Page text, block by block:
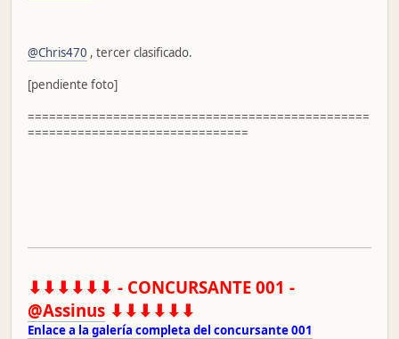
@Chris470 , tercer clasificado.
[pendiente foto]
================================================
===============================
⬇⬇⬇⬇⬇⬇ - CONCURSANTE 001 -
@Assinus ⬇⬇⬇⬇⬇⬇
Enlace a la galería completa del concursante 001